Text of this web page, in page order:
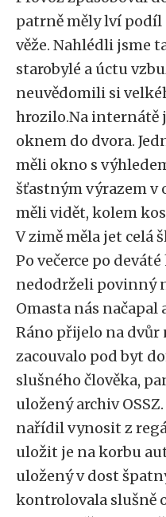
patrně měly lví
věže. Nahlédli jsme
starobylé a úctu
neuvědomili si
hrozilo.Na internátě
oknem do dvora.
měli okno s
šťastným výrazem v
měli vidět, kolem
V zimě měla jet celá
Po večerce po
nedodrželi povinný
Omasta nás načapal
Ráno přijelo na
zacouvalo pod byt
slušného člověka,
uložený archiv
nařídil vynosit z
uložit je na korbu
uložený v dost
kontrolovala slušně